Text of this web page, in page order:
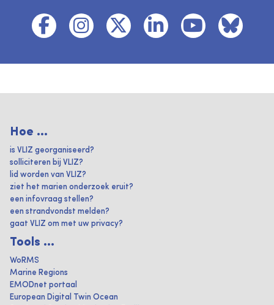
Hoe ...
is VLIZ georganiseerd?
solliciteren bij VLIZ?
lid worden van VLIZ?
ziet het marien onderzoek eruit?
een infovraag stellen?
een strandvondst melden?
gaat VLIZ om met uw privacy?
Tools ...
WoRMS
Marine Regions
EMODnet portaal
European Digital Twin Ocean